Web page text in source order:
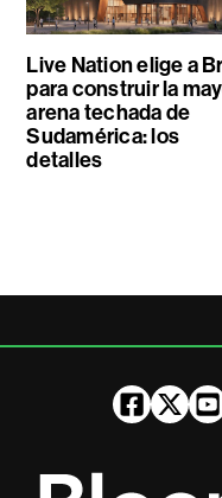
Live Nation elige a
para construir la
arena techada de
Sudamérica: los
detalles